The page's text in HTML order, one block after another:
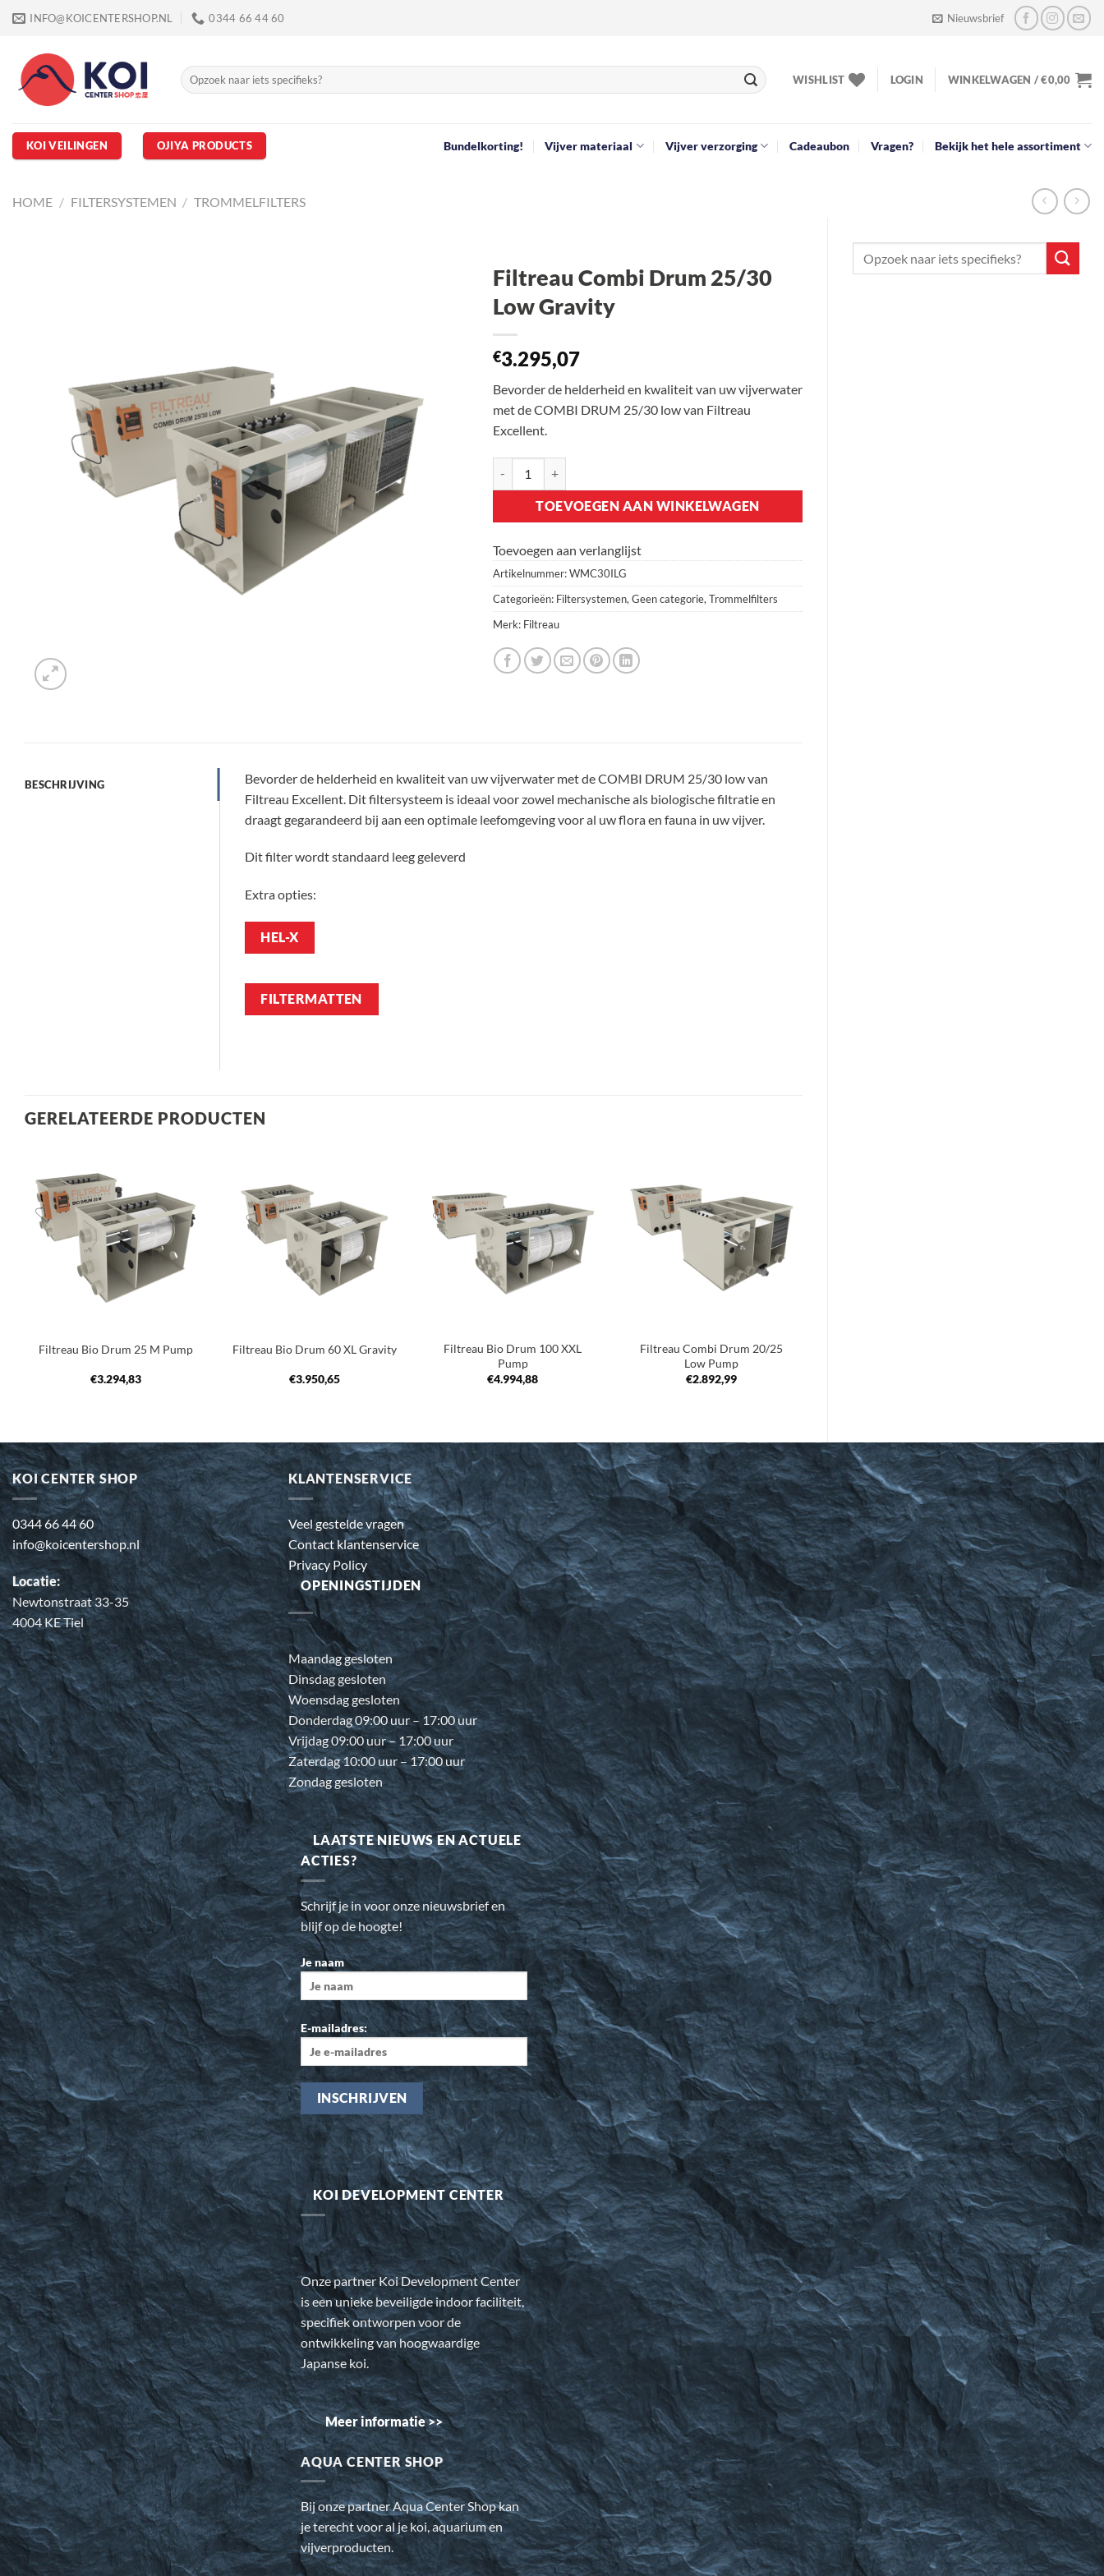
Ga
inhoud
INFO@KOICENTERSHOP.NL 0344 66 44 60 Nieuwsbrief
Zoeken
naar:
WISHLIST LOGIN WINKELWAGEN /€0,00
KOI VEILINGEN OJIYA PRODUCTS Bundelkorting! Vijver materiaal Vijver verzorging Cadeaubon Vragen? Bekijk het hele assortiment
HOME / FILTERSYSTEMEN / TROMMELFILTERS
Filtreau Combi Drum 25/30
Low Gravity
€3.295,07
Bevorder de helderheid en kwaliteit van uw vijverwater
met de COMBI DRUM 25/30 low van Filtreau
Excellent.
TOEVOEGEN AAN WINKELWAGEN
Toevoegen aan verlanglijst
Artikelnummer:WMC30ILG
Categorieën: Filtersystemen, Geen categorie, Trommelfilters
Merk: Filtreau
BESCHRIJVING
Bevorder de helderheid en kwaliteit van uw vijverwater met de COMBI DRUM 25/30 low van
Filtreau Excellent. Dit filtersysteem is ideaal voor zowel mechanische als biologische filtratie en
draagt gegarandeerd bij aan een optimale leefomgeving voor al uw flora en fauna in uw vijver.
Dit filter wordt standaard leeg geleverd
Extra opties:
HEL-X
FILTERMATTEN
GERELATEERDE PRODUCTEN
Toevoegen
aan
verlanglijst
Filtreau Bio Drum 25 M Pump
€3.294,83
verlanglijst
Filtreau Bio Drum 60 XL Gravity
€3.950,65
aan
verlanglijst
Filtreau Bio Drum 100 XXL
Pump
€4.994,88
aan
verlanglijst
Filtreau Combi Drum 20/25
Low Pump
€2.892,99
KOI CENTER SHOP
0344 66 44 60
info@koicentershop.nl
Locatie:
Newtonstraat 33-35
4004 KE Tiel
KLANTENSERVICE
Veel gestelde vragen
Contact klantenservice
Privacy Policy
OPENINGSTIJDEN
Maandag gesloten
Dinsdag gesloten
Woensdag gesloten
Donderdag 09:00 uur – 17:00 uur
Vrijdag 09:00 uur – 17:00 uur
Zaterdag 10:00 uur – 17:00 uur
Zondag gesloten
LAATSTE NIEUWS EN ACTUELE
ACTIES?
Schrijf je in voor onze nieuwsbrief en
blijf op de hoogte!
Je naam
E-mailadres:
KOI DEVELOPMENT CENTER
Onze partner Koi Development Center
is een unieke beveiligde indoor faciliteit,
specifiek ontworpen voor de
ontwikkeling van hoogwaardige
Japanse koi.
Meer informatie >>
AQUA CENTER SHOP
Bij onze partner Aqua Center Shop kan
je terecht voor al je koi, aquarium en
vijverproducten.